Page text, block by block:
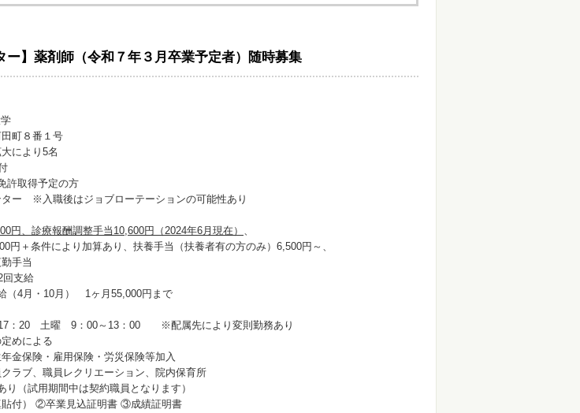
ー】薬剤師（令和７年３月卒業予定者）随時募集
票】
町８番１号
より5名
許取得予定の方
ー ※入職後はジョブローテーションの可能性あり
円、診療報酬調整手当10,600円（2024年6月現在） 、
件により加算あり、扶養手当（扶養者有の方のみ）6,500円～、
手当
支給
（4月・10月） 1ヶ月55,000円まで
：20 土曜 9：00～13：00 ※配属先により変則勤務あり
めによる
金保険・雇用保険・労災保険等加入
ラブ、職員レクリエーション、院内保育所
（試用期間中は契約職員となります）
付） ②卒業見込証明書 ③成績証明書